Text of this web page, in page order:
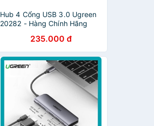
Hub 4 Cổng USB 3.0 Ugreen
20282 - Hàng Chính Hãng
235.000 đ